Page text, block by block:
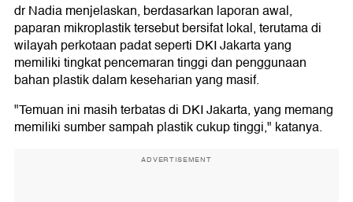
dr Nadia menjelaskan, berdasarkan laporan awal,
paparan mikroplastik tersebut bersifat lokal, terutama di
wilayah perkotaan padat seperti DKI Jakarta yang
memiliki tingkat pencemaran tinggi dan penggunaan
bahan plastik dalam keseharian yang masif.
"Temuan ini masih terbatas di DKI Jakarta, yang memang
memiliki sumber sampah plastik cukup tinggi," katanya.
ADVERTISEMENT